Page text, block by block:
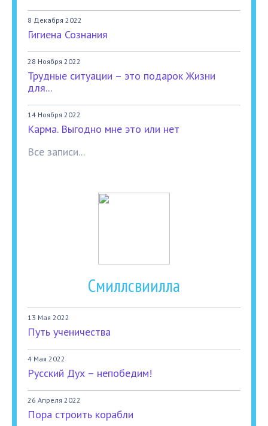
8 Декабря 2022
Гигиена Сознания
28 Ноября 2022
Трудные ситуации – это подарок Жизни
для...
14 Ноября 2022
Карма. Выгодно мне это или нет
Все записи...
Смиллсвиилла
13 Мая 2022
Путь ученичества
4 Мая 2022
Русский Дух – непобедим!
26 Апреля 2022
Пора строить корабли